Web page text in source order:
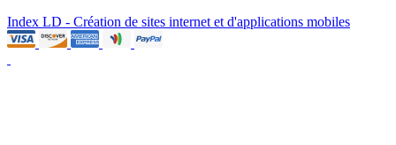
Index LD - Création de sites internet et d'applications mobiles